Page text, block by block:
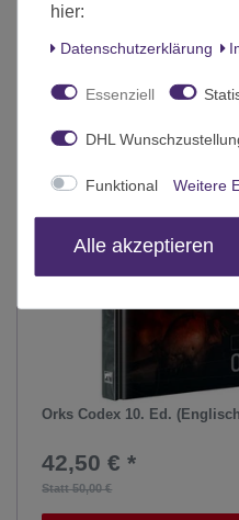
Orks Codex 10. Ed.
Statt 50,00 €
42,50 € *
hier:
Daten­schutz­erklärung
Essenziell
DHL
Funktional Weitere
Alle akzeptieren